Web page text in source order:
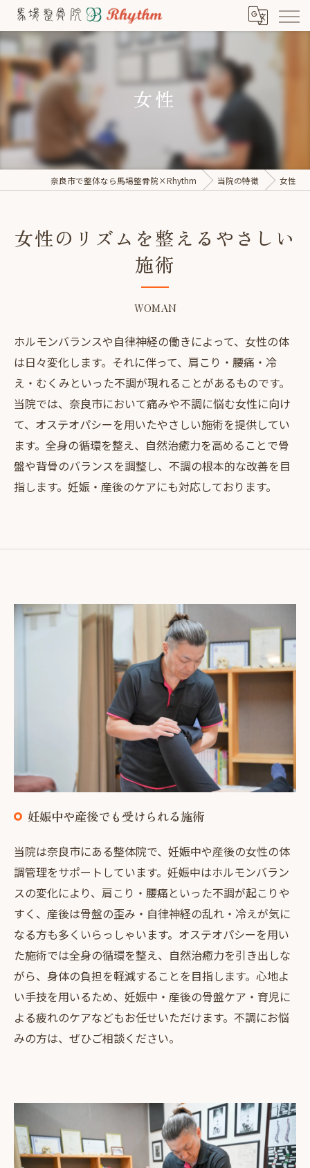
女性
奈良市で整体なら馬場整骨院×Rhythm 当院の特徴 女性
女性のリズムを整えるやさしい
施術
WOMAN
ホルモンバランスや自律神経の働きによって、女性の体
は日々変化します。それに伴って、肩こり・腰痛・冷
え・むくみといった不調が現れることがあるものです。
当院では、奈良市において痛みや不調に悩む女性に向け
て、オステオパシーを用いたやさしい施術を提供してい
ます。全身の循環を整え、自然治癒力を高めることで骨
盤や背骨のバランスを調整し、不調の根本的な改善を目
指します。妊娠・産後のケアにも対応しております。
妊娠中や産後でも受けられる施術
当院は奈良市にある整体院で、妊娠中や産後の女性の体
調管理をサポートしています。妊娠中はホルモンバラン
スの変化により、肩こり・腰痛といった不調が起こりや
すく、産後は骨盤の歪み・自律神経の乱れ・冷えが気に
なる方も多くいらっしゃいます。オステオパシーを用い
た施術では全身の循環を整え、自然治癒力を引き出しな
がら、身体の負担を軽減することを目指します。心地よ
い手技を用いるため、妊娠中・産後の骨盤ケア・育児に
よる疲れのケアなどもお任せいただけます。不調にお悩
みの方は、ぜひご相談ください。